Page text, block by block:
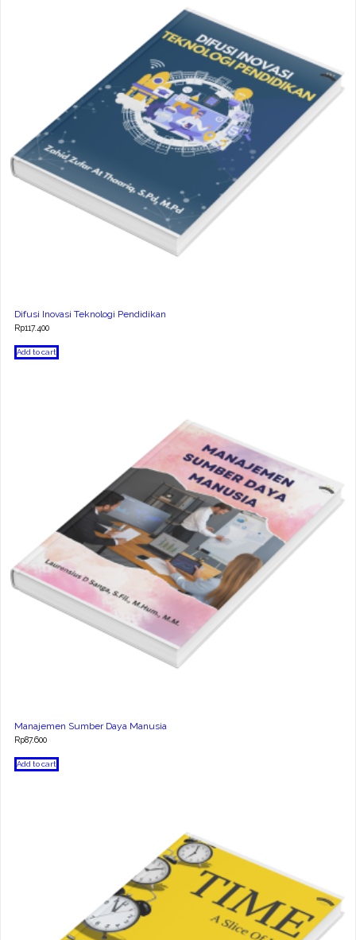
Difusi Inovasi Teknologi Pendidikan
Rp117.400
Add to cart
Manajemen Sumber Daya Manusia
Rp87.600
Add to cart